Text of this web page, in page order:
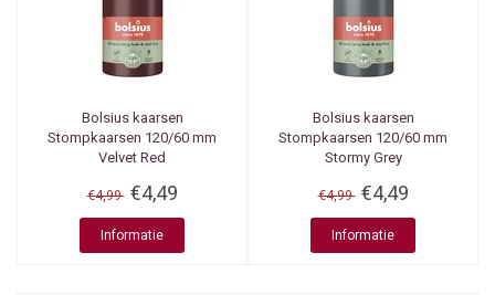
Bolsius kaarsen
Stompkaarsen 120/60 mm
Velvet Red
€4,99 €4,49
Informatie
Bolsius kaarsen
Stompkaarsen 120/60 mm
Stormy Grey
€4,99 €4,49
Informatie